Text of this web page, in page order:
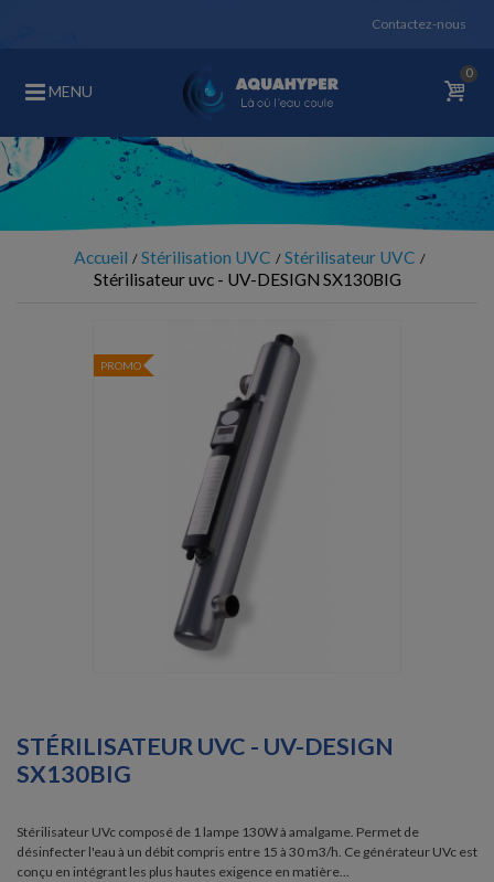
Contactez-nous
MENU
0
Accueil Stérilisation UVC
Stérilisateur UVC
Stérilisateur uvc - UV-DESIGN SX130BIG
PROMO
STÉRILISATEUR UVC - UV-DESIGN
SX130BIG
Stérilisateur UVc composé de 1 lampe 130W à amalgame. Permet de
désinfecter l'eau à un débit compris entre 15 à 30 m3/h. Ce générateur UVc est
conçu en intégrant les plus hautes exigence en matière...